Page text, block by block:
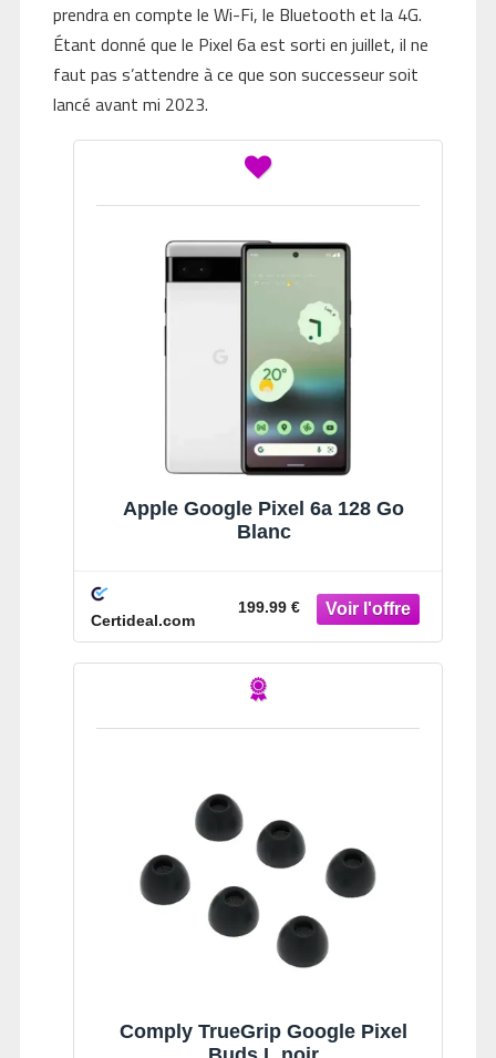
prendra en compte le Wi-Fi, le Bluetooth et la 4G.
Étant donné que le Pixel 6a est sorti en juillet, il ne
faut pas s’attendre à ce que son successeur soit
lancé avant mi 2023.
Apple Google Pixel 6a 128 Go
Blanc
Certideal.com
199.99 €
Comply TrueGrip Google Pixel